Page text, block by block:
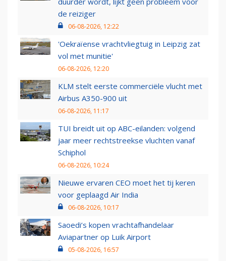
de reiziger
06-08-2026, 12:22
'Oekraïense vrachtvliegtuig in Leipzig zat
vol met munitie'
06-08-2026, 12:20
KLM stelt eerste commerciële vlucht met
Airbus A350-900 uit
06-08-2026, 11:17
TUI breidt uit op ABC-eilanden: volgend
jaar meer rechtstreekse vluchten vanaf
Schiphol
06-08-2026, 10:24
Nieuwe ervaren CEO moet het tij keren
voor geplaagd Air India
06-08-2026, 10:17
Saoedi’s kopen vrachtafhandelaar
Aviapartner op Luik Airport
05-08-2026, 16:57